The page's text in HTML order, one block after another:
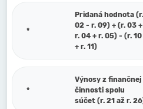
*
Pridaná hodnota (r.
02 - r. 09) + (r. 03 +
r. 04 + r. 05) - (r. 10
+ r. 11)
*
Výnosy z finančnej
činnosti spolu
súčet (r. 21 až r.